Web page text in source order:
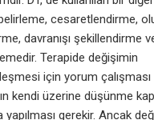
cesaretlendirme,
davranışı şekillendirme
Terapide değişimin
için yorum çalışması
kendi üzerine düşünme
yapılması gerekir. Ancak